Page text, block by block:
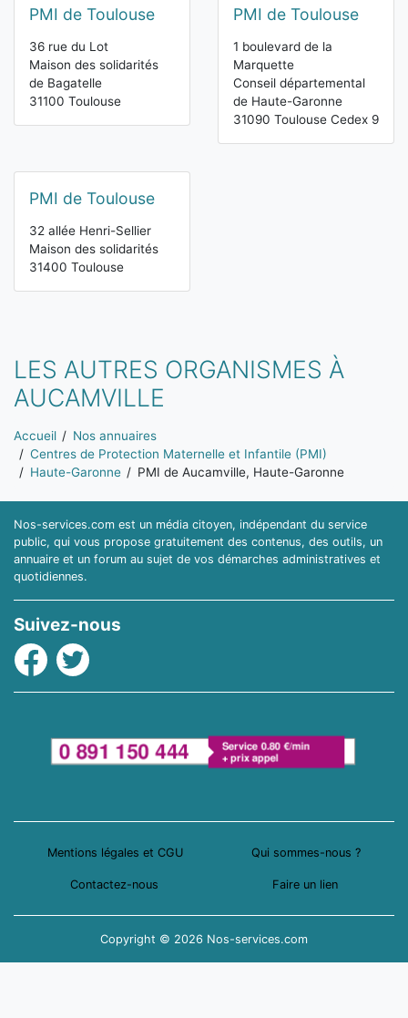
PMI de Toulouse
36 rue du Lot
Maison des solidarités
de Bagatelle
31100 Toulouse
PMI de Toulouse
1 boulevard de la
Marquette
Conseil départemental
de Haute-Garonne
31090 Toulouse Cedex 9
PMI de Toulouse
32 allée Henri-Sellier
Maison des solidarités
31400 Toulouse
LES AUTRES ORGANISMES À
AUCAMVILLE
Vous êtes ici:
Accueil
Nos annuaires
Centres de Protection Maternelle et Infantile (PMI)
Haute-Garonne
PMI de Aucamville, Haute-Garonne
Nos-services.com est un média citoyen, indépendant du service
public, qui vous propose gratuitement des contenus, des outils, un
annuaire et un forum au sujet de vos démarches administratives et
quotidiennes.
Suivez-nous
Facebook
Twitter
Mentions légales et CGU Qui sommes-nous ?
Contactez-nous Faire un lien
Copyright © 2026 Nos-services.com